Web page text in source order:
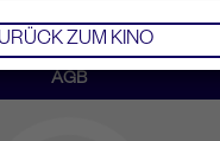
ZUM KINO
AGB